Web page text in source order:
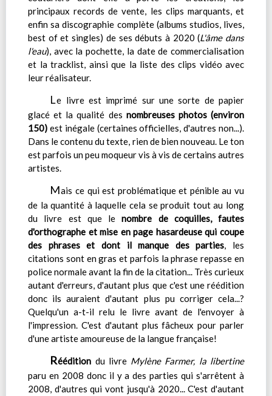
principaux records de vente, les clips marquants, et
enfin sa discographie complète (albums studios, lives,
best of et singles) de ses débuts à 2020 (L'âme dans
l'eau), avec la pochette, la date de commercialisation
et la tracklist, ainsi que la liste des clips vidéo avec
leur réalisateur.
Le livre est imprimé sur une sorte de papier
glacé et la qualité des nombreuses photos (environ
150) est inégale (certaines officielles, d'autres non...).
Dans le contenu du texte, rien de bien nouveau. Le ton
est parfois un peu moqueur vis à vis de certains autres
artistes.
Mais ce qui est problématique et pénible au vu
de la quantité à laquelle cela se produit tout au long
du livre est que lenombre de coquilles, fautes
d'orthographe et mise en page hasardeuse qui coupe
des phrases et dont il manque des parties, les
citations sont en gras et parfois la phrase repasse en
police normale avant la fin de la citation... Très curieux
autant d'erreurs, d'autant plus que c'est une réédition
donc ils auraient d'autant plus pu corriger cela...?
Quelqu'un a-t-il relu le livre avant de l'envoyer à
l'impression. C'est d'autant plus fâcheux pour parler
d'une artiste amoureuse de la langue française!
Réédition du livre Mylène Farmer, la libertine
paru en 2008 donc il y a des parties qui s'arrêtent à
2008, d'autres qui vont jusqu'à 2020... C'est d'autant